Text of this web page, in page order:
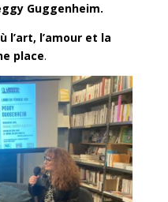
Guggenheim.
l’art, l’amour et la
place.